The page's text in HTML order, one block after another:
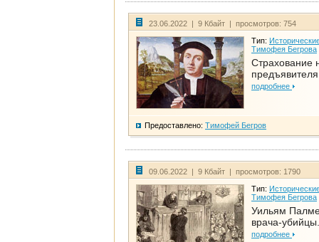
23.06.2022 | 9 Кбайт | просмотров: 754
Тип:
Тимофея Бегрова
Страхование
предъявителя
подробнее
Предоставлено: Тимофей Бегров
09.06.2022 | 9 Кбайт | просмотров: 1790
Тип:
Тимофея Бегрова
Уильям
врача-
подробнее